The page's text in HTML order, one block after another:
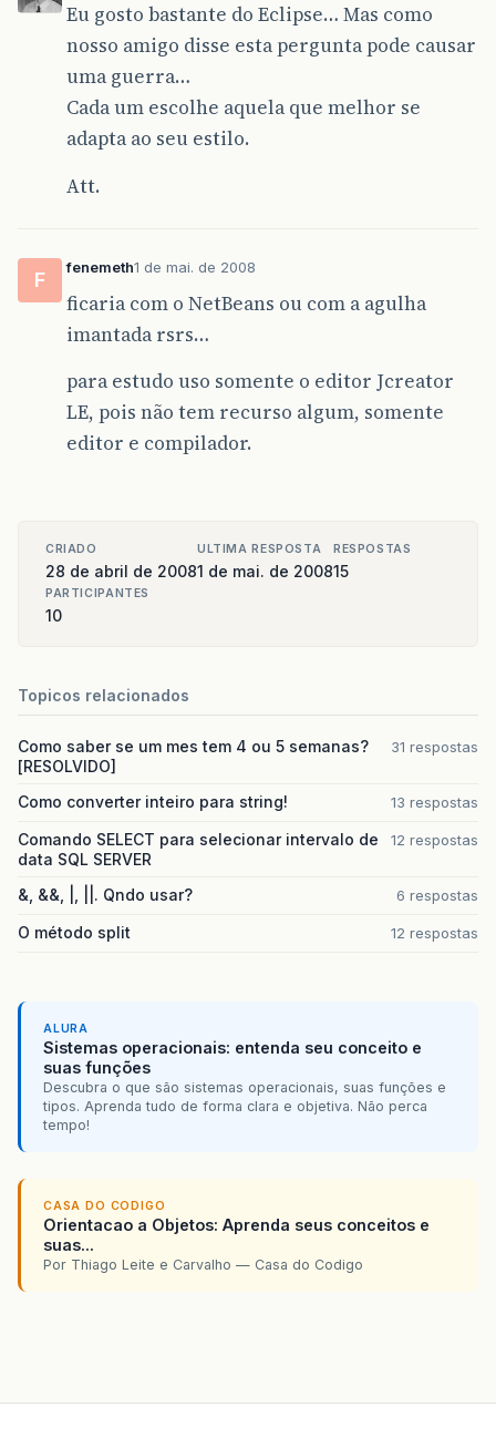
Eu gosto bastante do Eclipse… Mas como
nosso amigo disse esta pergunta pode causar
uma guerra…
Cada um escolhe aquela que melhor se
adapta ao seu estilo.
Att.
F
fenemeth1 de mai. de 2008
ficaria com o NetBeans ou com a agulha
imantada rsrs…
para estudo uso somente o editor Jcreator
LE, pois não tem recurso algum, somente
editor e compilador.
CRIADO
28 de abril de 2008
ULTIMA RESPOSTA
1 de mai. de 2008
RESPOSTAS
15
PARTICIPANTES
10
Topicos relacionados
Como saber se um mes tem 4 ou 5 semanas?
[RESOLVIDO]
31 respostas
Como converter inteiro para string! 13 respostas
Comando SELECT para selecionar intervalo de
data SQL SERVER
12 respostas
&, &&, |, ||. Qndo usar? 6 respostas
O método split 12 respostas
ALURA
Sistemas operacionais: entenda seu conceito e
suas funções
Descubra o que são sistemas operacionais, suas funções e
tipos. Aprenda tudo de forma clara e objetiva. Não perca
tempo!
CASA DO CODIGO
Orientacao a Objetos: Aprenda seus conceitos e
suas...
Por Thiago Leite e Carvalho — Casa do Codigo